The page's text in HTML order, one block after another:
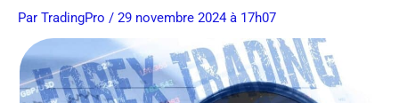
Par TradingPro / 29 novembre 2024 à 17h07